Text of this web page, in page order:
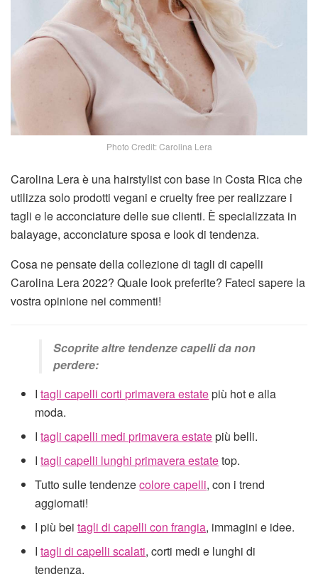
Photo Credit: Carolina Lera
Carolina Lera è una hairstylist con base in Costa Rica che
utilizza solo prodotti vegani e cruelty free per realizzare i
tagli e le acconciature delle sue clienti. È specializzata in
balayage, acconciature sposa e look di tendenza.
Cosa ne pensate della collezione di tagli di capelli
Carolina Lera 2022? Quale look preferite? Fateci sapere la
vostra opinione nei commenti!
Scoprite altre tendenze capelli da non
perdere:
Itagli capelli corti primavera estatepiù hot e alla
moda.
Itagli capelli medi primavera estatepiù belli.
Itagli capelli lunghi primavera estatetop.
Tutto sulle tendenzecolore capelli, con i trend
aggiornati!
I più beitagli di capelli con frangia, immagini e idee.
Itagli di capelli scalati, corti medi e lunghi di
tendenza.